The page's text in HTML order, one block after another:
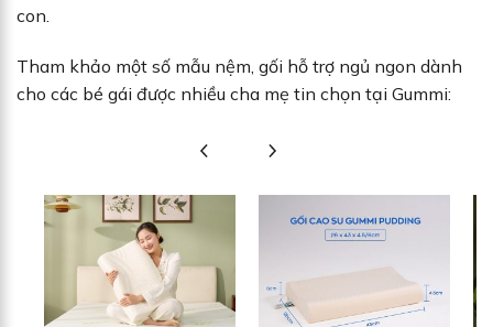
con.
Tham khảo một số mẫu nệm, gối hỗ trợ ngủ ngon dành
cho các bé gái được nhiều cha mẹ tin chọn tại Gummi: